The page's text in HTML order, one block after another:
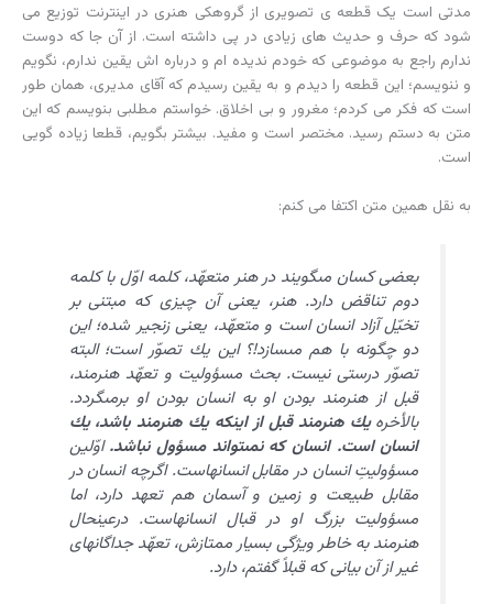
مدتی است یک قطعه ی تصویری از گروهکی هنری در اینترنت توزیع می
شود که حرف و حدیث های زیادی در پی داشته است. از آن جا که دوست
ندارم راجع به موضوعی که خودم ندیده ام و درباره اش یقین ندارم، نگویم
و ننویسم؛ این قطعه را دیدم و به یقین رسیدم که آقای مدیری، همان طور
است که فکر می کردم؛ مغرور و بی اخلاق. خواستم مطلبی بنویسم که این
متن به دستم رسید. مختصر است و مفید. بیشتر بگویم، قطعا زیاده گویی
است.
به نقل همین متن اکتفا می کنم:
بعضى كسان مى‏گويند در هنر متعهّد، كلمه اوّل با كلمه
دوم تناقض دارد. هنر، يعنى آن چيزى كه مبتنى بر
تخيّل آزاد انسان است و متعهّد، يعنى زنجير شده؛ اين
دو چگونه با هم مى‏سازد!؟ اين يك تصوّر است؛ البته
تصوّر درستى نيست. بحث مسؤوليت و تعهّد هنرمند،
قبل از هنرمند بودن او به انسان بودن او برمى‏گردد.
بالأخرهيك هنرمند قبل از اين‏كه يك هنرمند باشد، يك
انسان است. انسان كه نمى‏تواند مسؤول نباشد.اوّلين
مسؤوليتِ انسان در مقابل انسانهاست. اگرچه انسان در
مقابل طبيعت و زمين و آسمان هم تعهد دارد، اما
مسؤوليت بزرگ او در قبال انسانهاست. درعين‏حال
هنرمند به خاطر ويژگى بسيار ممتازش، تعهّد جداگانه‏اى
غير از آن بيانى كه قبلاً گفتم، دارد.